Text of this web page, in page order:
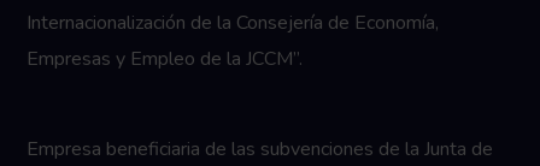
Internacionalización de la Consejería de Economía,
Empresas y Empleo de la JCCM”.
Empresa beneficiaria de las subvenciones de la Junta de